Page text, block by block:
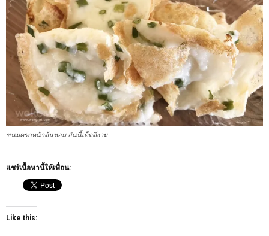
ขนมครกหน้าต้นหอม อันนี้เด็ดดีงาม
แชร์เนื้อหานี้ให้เพื่อน:
Like this: